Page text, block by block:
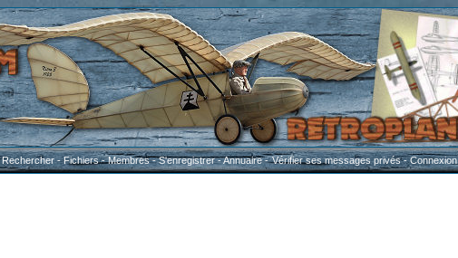
Rechercher-Fichiers-Membres-S'enregistrer-Annuaire-Vérifier ses messages privés-Connexion